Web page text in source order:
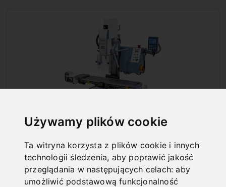
Używamy plików cookie
Ta witryna korzysta z plików cookie i innych
technologii śledzenia, aby poprawić jakość
przeglądania w następujących celach:aby
umożliwić podstawową funkcjonalność
WIERTARKO-FREZARKI